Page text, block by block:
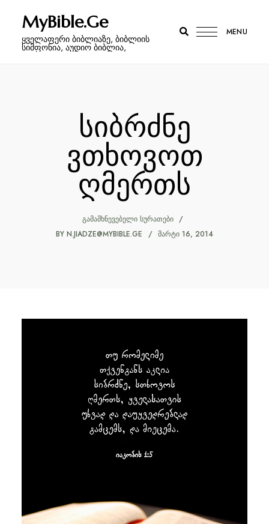
MyBible.Ge
ყველაფერი ბიბლიაზე, ბიბლიის
სიმფონია, აუდიო ბიბლია,
MENU
სიბრძნე
ვთხოვოთ
ღმერთს
ᲒᲐᲛᲐᲛᲮᲜᲔᲕᲔᲑᲔᲚᲘ ᲡᲣᲠᲐᲗᲔᲑᲘ
BY N.JIADZE@MYBIBLE.GE ᲛᲐᲠᲢᲘ 16, 2014